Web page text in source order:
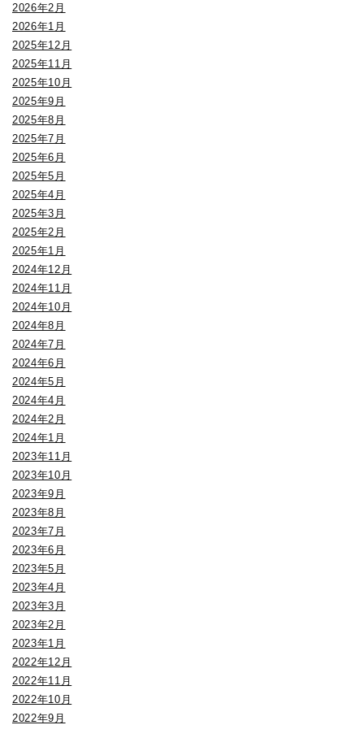
2026年2月
2026年1月
2025年12月
2025年11月
2025年10月
2025年9月
2025年8月
2025年7月
2025年6月
2025年5月
2025年4月
2025年3月
2025年2月
2025年1月
2024年12月
2024年11月
2024年10月
2024年8月
2024年7月
2024年6月
2024年5月
2024年4月
2024年2月
2024年1月
2023年11月
2023年10月
2023年9月
2023年8月
2023年7月
2023年6月
2023年5月
2023年4月
2023年3月
2023年2月
2023年1月
2022年12月
2022年11月
2022年10月
2022年9月